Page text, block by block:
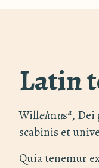
Latin
Willelmusa, Dei
scabinis et
Quia tenemur